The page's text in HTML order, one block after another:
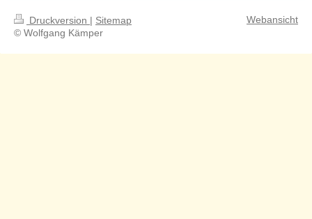
Druckversion
Sitemap
© Wolfgang Kämper
Webansicht